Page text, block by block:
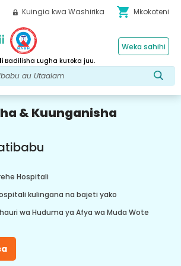
Kuingia kwa Washirika shopping_cart Mkokoteni
Badilisha Lugha kutoka juu.
Weka sahihi
& Kuunganisha
Hospitali
kulingana na bajeti yako
wa Huduma ya Afya wa Muda Wote